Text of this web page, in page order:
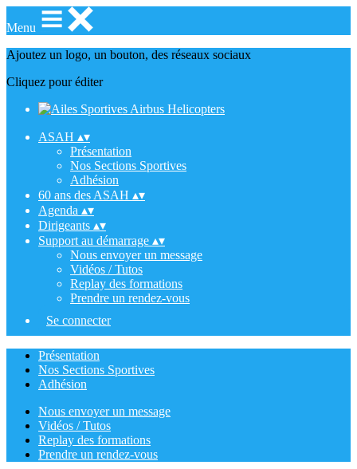
Menu
Ajoutez un logo, un bouton, des réseaux sociaux
Cliquez pour éditer
ASAH ▴▾
Présentation
Nos Sections Sportives
Adhésion
60 ans des ASAH ▴▾
Agenda ▴▾
Dirigeants ▴▾
Support au démarrage ▴▾
Nous envoyer un message
Vidéos / Tutos
Replay des formations
Prendre un rendez-vous
Se connecter
Présentation
Nos Sections Sportives
Adhésion
Nous envoyer un message
Vidéos / Tutos
Replay des formations
Prendre un rendez-vous